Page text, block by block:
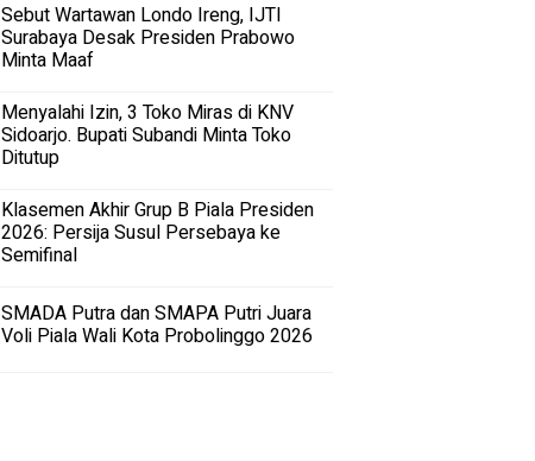
Sebut Wartawan Londo Ireng, IJTI
Surabaya Desak Presiden Prabowo
Minta Maaf
Menyalahi Izin, 3 Toko Miras di KNV
Sidoarjo. Bupati Subandi Minta Toko
Ditutup
Klasemen Akhir Grup B Piala Presiden
2026: Persija Susul Persebaya ke
Semifinal
SMADA Putra dan SMAPA Putri Juara
Voli Piala Wali Kota Probolinggo 2026